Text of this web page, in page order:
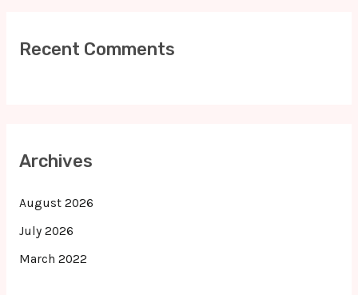
Recent Comments
Archives
August 2026
July 2026
March 2022